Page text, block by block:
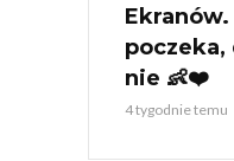
nie 👶❤️
4 tygodnie temu